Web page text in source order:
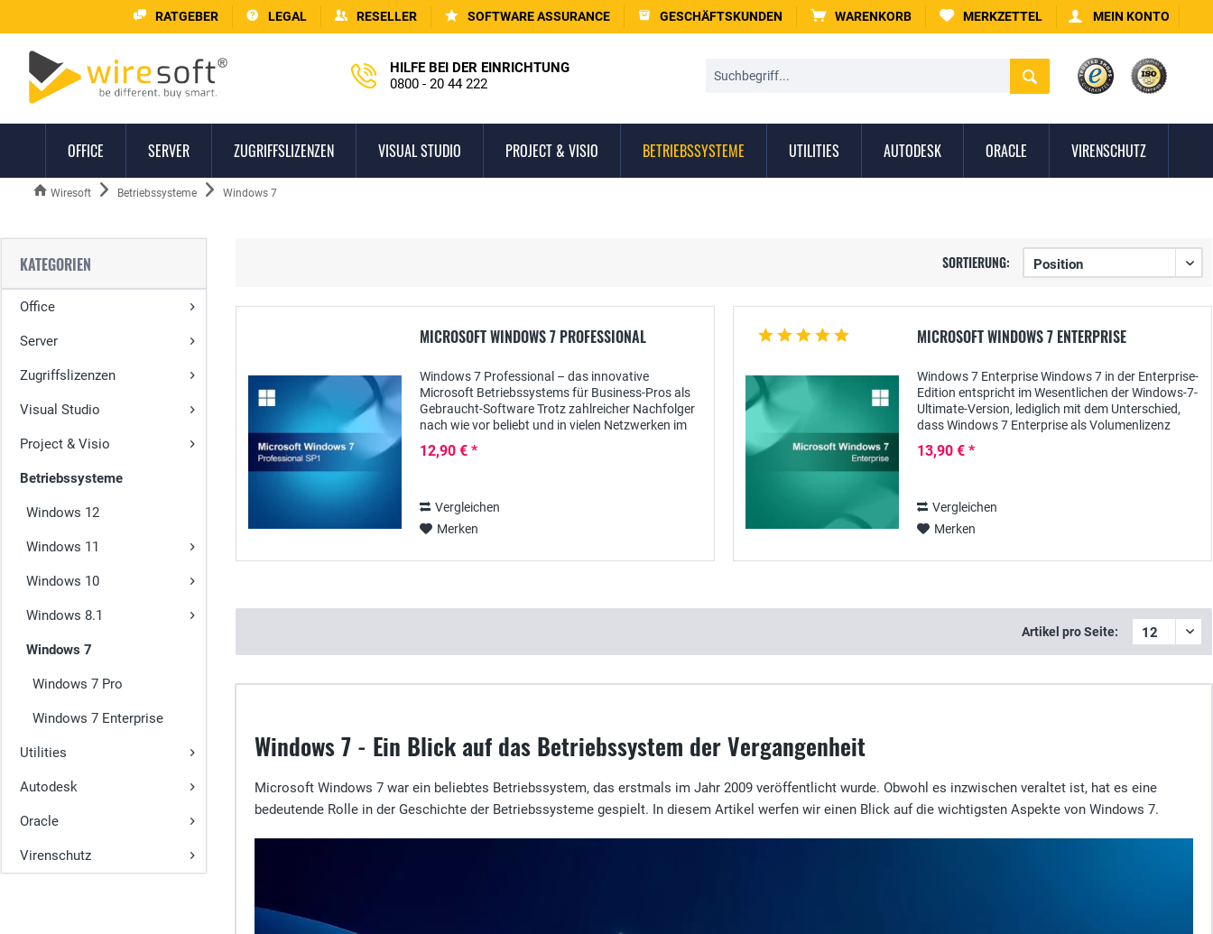
RATGEBER LEGAL RESELLER SOFTWARE ASSURANCE GESCHÄFTSKUNDEN WARENKORB MERKZETTEL MEIN KONTO
HILFE BEI DER EINRICHTUNG
0800 - 20 44 222
OFFICE SERVER ZUGRIFFSLIZENZEN VISUAL STUDIO PROJECT & VISIO BETRIEBSSYSTEME UTILITIES AUTODESK ORACLE VIRENSCHUTZ
Wiresoft Betriebssysteme Windows 7
KATEGORIEN
Office
Server
Zugriffslizenzen
Visual Studio
Project & Visio
Betriebssysteme
Windows 12
Windows 11
Windows 10
Windows 8.1
Windows 7
Windows 7 Pro
Windows 7 Enterprise
Utilities
Autodesk
Oracle
Virenschutz
SORTIERUNG:
MICROSOFT WINDOWS 7 PROFESSIONAL
Windows 7 Professional – das innovative
Microsoft Betriebssystems für Business-Pros als
Gebraucht-Software Trotz zahlreicher Nachfolger
nach wie vor beliebt und in vielen Netzwerken im
12,90 € *
Vergleichen
Merken
MICROSOFT WINDOWS 7 ENTERPRISE
Windows 7 Enterprise Windows 7 in der Enterprise-
Edition entspricht im Wesentlichen der Windows-7-
Ultimate-Version, lediglich mit dem Unterschied,
dass Windows 7 Enterprise als Volumenlizenz
13,90 € *
Vergleichen
Merken
Artikel pro Seite:
Windows 7 - Ein Blick auf das Betriebssystem der Vergangenheit
Microsoft Windows 7 war ein beliebtes Betriebssystem, das erstmals im Jahr 2009 veröffentlicht wurde. Obwohl es inzwischen veraltet ist, hat es eine
bedeutende Rolle in der Geschichte der Betriebssysteme gespielt. In diesem Artikel werfen wir einen Blick auf die wichtigsten Aspekte von Windows 7.